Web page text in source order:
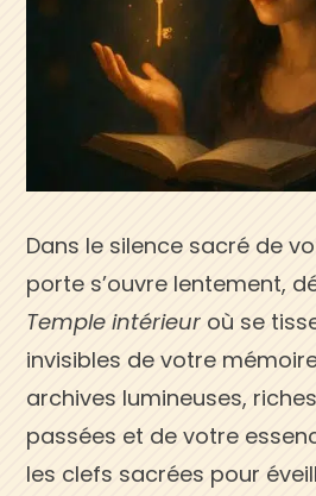
Dans le silence sacré de
porte s’ouvre lentement,
Temple intérieur où se
invisibles de votre
archives lumineuses,
passées et de votre
les clefs sacrées pour